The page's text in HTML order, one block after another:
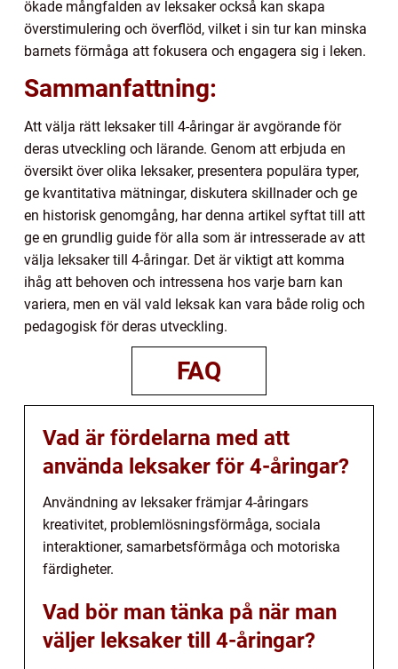
ökade mångfalden av leksaker också kan skapa
överstimulering och överflöd, vilket i sin tur kan minska
barnets förmåga att fokusera och engagera sig i leken.
Sammanfattning:
Att välja rätt leksaker till 4-åringar är avgörande för
deras utveckling och lärande. Genom att erbjuda en
översikt över olika leksaker, presentera populära typer,
ge kvantitativa mätningar, diskutera skillnader och ge
en historisk genomgång, har denna artikel syftat till att
ge en grundlig guide för alla som är intresserade av att
välja leksaker till 4-åringar. Det är viktigt att komma
ihåg att behoven och intressena hos varje barn kan
variera, men en väl vald leksak kan vara både rolig och
pedagogisk för deras utveckling.
FAQ
Vad är fördelarna med att
använda leksaker för 4-åringar?
Användning av leksaker främjar 4-åringars
kreativitet, problemlösningsförmåga, sociala
interaktioner, samarbetsförmåga och motoriska
färdigheter.
Vad bör man tänka på när man
väljer leksaker till 4-åringar?